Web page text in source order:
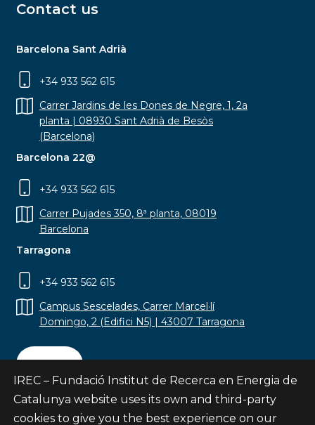
Contact us
Barcelona Sant Adrià
+34 933 562 615
Carrer Jardins de les Dones de Negre, 1, 2a
planta | 08930 Sant Adrià de Besòs
(Barcelona)
Barcelona 22@
+34 933 562 615
Carrer Pujades 350, 8ª planta, 08019
Barcelona
Tarragona
+34 933 562 615
Campus Sescelades, Carrer Marcel·lí
Domingo, 2 (Edifici N5) | 43007 Tarragona
Contact
IREC – Fundació Institut de Recerca en Energia de
Catalunya website uses its own and third-party
cookies to give you the best experience on our